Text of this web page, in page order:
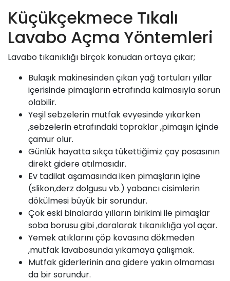
Küçükçekmece Tıkalı
Lavabo Açma Yöntemleri
Lavabo tıkanıklığı birçok konudan ortaya çıkar;
Bulaşık makinesinden çıkan yağ tortuları yıllar
içerisinde pimaşların etrafında kalmasıyla sorun
olabilir.
Yeşil sebzelerin mutfak evyesinde yıkarken
,sebzelerin etrafındaki topraklar ,pimaşın içinde
çamur olur.
Günlük hayatta sıkça tükettiğimiz çay posasının
direkt gidere atılmasıdır.
Ev tadilat aşamasında iken pimaşların içine
(slikon,derz dolgusu vb.) yabancı cisimlerin
dökülmesi büyük bir sorundur.
Çok eski binalarda yılların birikimi ile pimaşlar
soba borusu gibi ,daralarak tıkanıklığa yol açar.
Yemek atıklarını çöp kovasına dökmeden
,mutfak lavabosunda yıkamaya çalışmak.
Mutfak giderlerinin ana gidere yakın olmaması
da bir sorundur.